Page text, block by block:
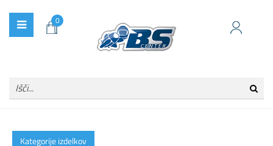
0
Kategorije izdelkov